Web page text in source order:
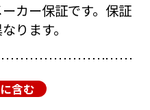
カー保証です。保証
ります。
含む